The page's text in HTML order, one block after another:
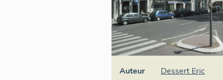
Auteur
Dessert Eric